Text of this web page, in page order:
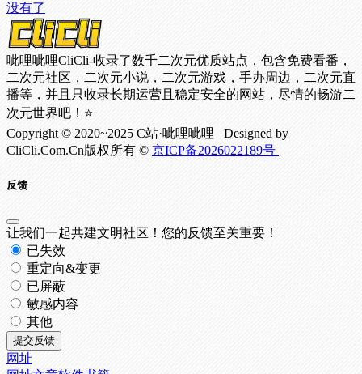
没有了
呲哩呲哩CliCli-收录了数千二次元优质站点，包含免费看番，
二次元社区，二次元小说，二次元游戏，手办周边，二次元直
播等，并且只收录长期运营且稳定安全的网站，尽情的畅游二
次元世界吧！⭐
Copyright © 2020~2025 C站·呲哩呲哩 Designed by
CliCli.Com.Cn版权所有 © 京ICP备2026022189号
反馈
让我们一起共建文明社区！您的反馈至关重要！
已失效
重定向&变更
已屏蔽
敏感内容
其他
提交反馈
网址